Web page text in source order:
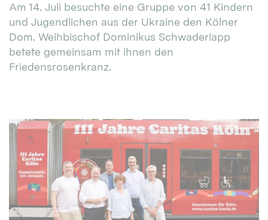
Am 14. Juli besuchte eine Gruppe von 41 Kindern
und Jugendlichen aus der Ukraine den Kölner
Dom. Weihbischof Dominikus Schwaderlapp
betete gemeinsam mit ihnen den
Friedensrosenkranz.